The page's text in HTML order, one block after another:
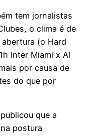
tem jornalistas
o clima é de
(o Hard
Inter Miami x Al
por causa de
do que por
que a
postura